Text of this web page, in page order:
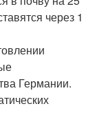
через 1
Германии.